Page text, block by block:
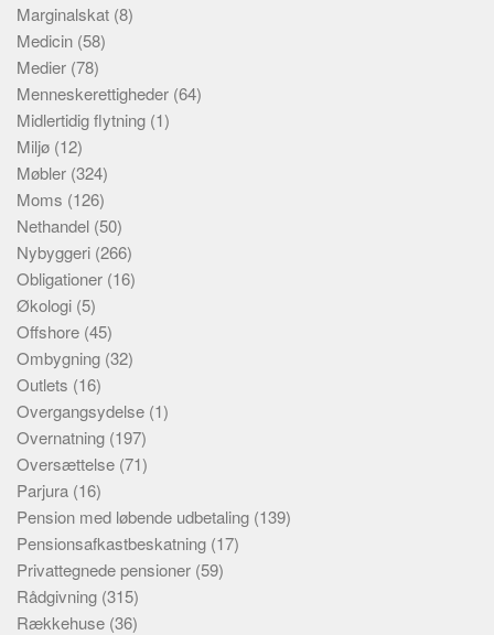
Marginalskat (8)
Medicin (58)
Medier (78)
Menneskerettigheder (64)
Midlertidig flytning (1)
Miljø (12)
Møbler (324)
Moms (126)
Nethandel (50)
Nybyggeri (266)
Obligationer (16)
Økologi (5)
Offshore (45)
Ombygning (32)
Outlets (16)
Overgangsydelse (1)
Overnatning (197)
Oversættelse (71)
Parjura (16)
Pension med løbende udbetaling (139)
Pensionsafkastbeskatning (17)
Privattegnede pensioner (59)
Rådgivning (315)
Rækkehuse (36)